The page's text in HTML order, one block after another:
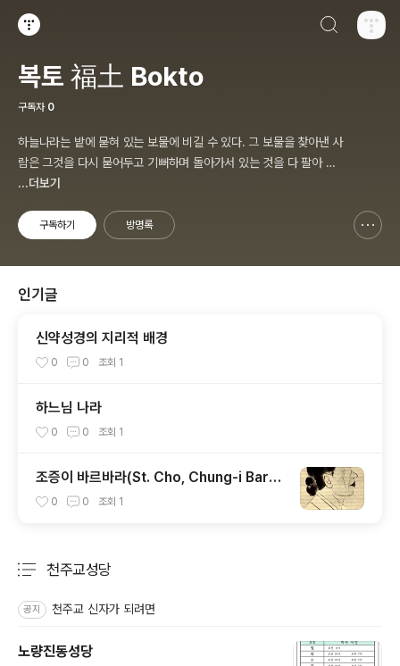
복토 福土 Bokto
구독자 0
하늘나라는 밭에 묻혀 있는 보물에 비길 수 있다. 그 보물을 찾아낸 사
람은 그것을 다시 묻어두고 기뻐하며 돌아가서 있는 것을 다 팔아 그
밭을 산다.
...더보기
구독하기 방명록
인기글
신약성경의 지리적 배경
0 0 조회 1
하느님 나라
0 0 조회 1
조증이 바르바라(St. Cho, Chung-i Barba
ra)0 0 조회 1
천주교성당
공지 천주교 신자가 되려면
노량진동성당